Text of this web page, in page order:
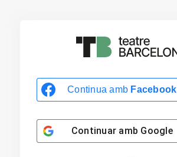
Continua amb Facebook
Continuar amb Google